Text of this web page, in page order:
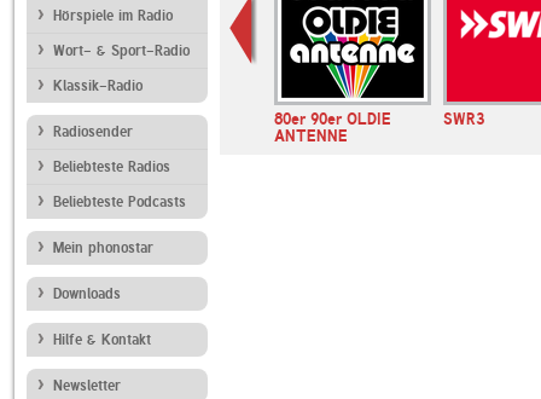
Hörspiele im Radio
Wort- & Sport-Radio
Klassik-Radio
Radiosender
Beliebteste Radios
Beliebteste Podcasts
Mein phonostar
Downloads
Hilfe & Kontakt
Newsletter
R.SA
80er 90er OLDIE
ANTENNE
SWR3